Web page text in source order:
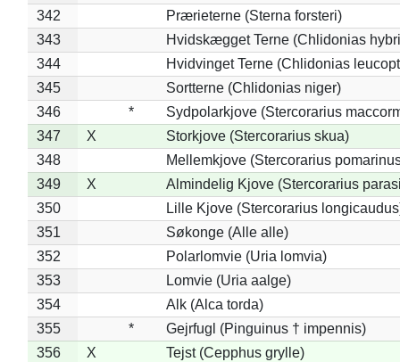
342
Prærieterne (Sterna forsteri)
343
Hvidskægget Terne (Chlidonias
344
Hvidvinget Terne (Chlidonias
345
Sortterne (Chlidonias niger)
346
*
Sydpolarkjove (Stercorarius
347
X
Storkjove (Stercorarius skua)
348
Mellemkjove (Stercorarius
349
X
Almindelig Kjove (Stercorarius
350
Lille Kjove (Stercorarius
351
Søkonge (Alle alle)
352
Polarlomvie (Uria lomvia)
353
Lomvie (Uria aalge)
354
Alk (Alca torda)
355
*
Gejrfugl (Pinguinus † impennis)
356
X
Tejst (Cepphus grylle)